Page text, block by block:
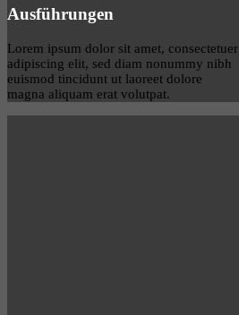
Ausführungen
Lorem ipsum dolor sit amet, consectetuer
adipiscing elit, sed diam nonummy nibh
euismod tincidunt ut laoreet dolore
magna aliquam erat volutpat.